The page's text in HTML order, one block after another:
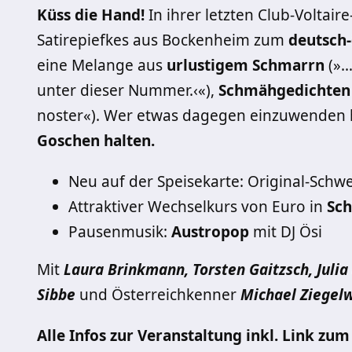
Küss die Hand!In ihrer letzten Club-
Satirepiefkes aus Bockenheim zum
eine Melange aus urlustigem Schmarrn
unter dieser Nummer.‹«), Schmähgedichten
noster«). Wer etwas dagegen
Goschen halten.
Neu auf der Speisekarte: Original-
Attraktiver Wechselkurs von Euro in
Pausenmusik: Austropop mit DJ Ösi
MitLaura Brinkmann, Torsten Gaitzsch,
Sibbe und ÖsterreichkennerMichael
Alle Infos zur Veranstaltung inkl. Link